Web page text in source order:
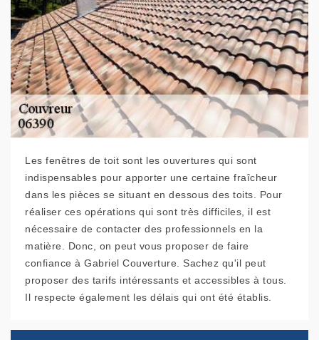
Les fenêtres de toit sont les ouvertures qui sont
indispensables pour apporter une certaine fraîcheur
dans les pièces se situant en dessous des toits. Pour
réaliser ces opérations qui sont très difficiles, il est
nécessaire de contacter des professionnels en la
matière. Donc, on peut vous proposer de faire
confiance à Gabriel Couverture. Sachez qu'il peut
proposer des tarifs intéressants et accessibles à tous.
Il respecte également les délais qui ont été établis.